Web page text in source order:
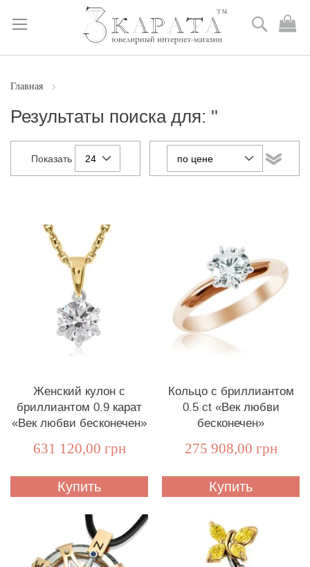
Skip
Content
Поиск
Главная
Результаты поиска для: ''
Показать
Женский кулон с
бриллиантом 0.9 карат
«Век любви бесконечен»
631 120,00 грн
Купить
Кольцо с бриллиантом
0.5 ct «Век любви
бесконечен»
275 908,00 грн
Купить